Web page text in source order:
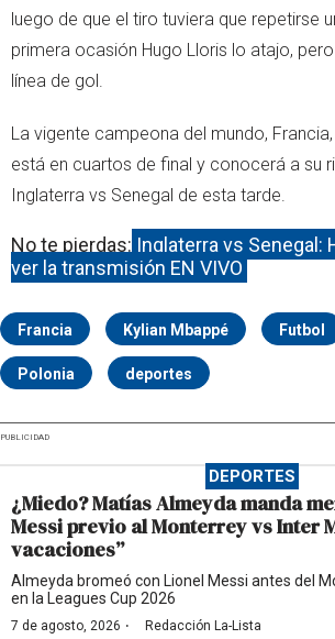
luego de que el tiro tuviera que repetirse
primera ocasión Hugo Lloris lo atajo,
línea de gol.
La vigente campeona del mundo,
está en cuartos de final y conocerá a su
Inglaterra vs Senegal de esta tarde.
No te pierdas: Inglaterra vs Senegal:
ver la transmisión EN VIVO
Francia Kylian Mbappé Futbol
Polonia deportes
PUBLICIDAD
DEPORTES
¿Miedo? Matías Almeyda manda
Messi previo al Monterrey vs Inter
vacaciones”
Almeyda bromeó con Lionel Messi antes del
en la Leagues Cup 2026
7 de agosto, 2026 · Redacción La-Lista